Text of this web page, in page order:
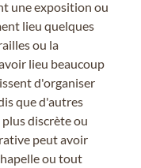
une exposition ou
lieu quelques
ou la
lieu beaucoup
d'organiser
que d'autres
discrète ou
peut avoir
ou tout